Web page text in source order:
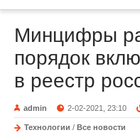
Минцифры
порядок
в реестр
admin 2-02-2021, 23:10
Технологии / Все новости